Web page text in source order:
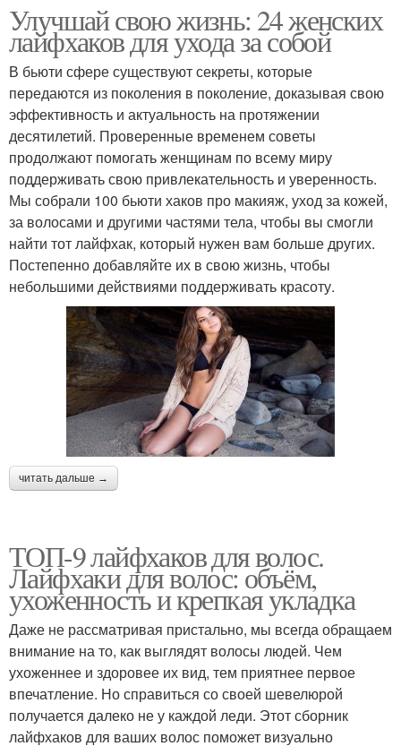
Улучшай свою жизнь: 24 женских
лайфхаков для ухода за собой
В бьюти сфере существуют секреты, которые
передаются из поколения в поколение, доказывая свою
эффективность и актуальность на протяжении
десятилетий. Проверенные временем советы
продолжают помогать женщинам по всему миру
поддерживать свою привлекательность и уверенность.
Мы собрали 100 бьюти хаков про макияж, уход за кожей,
за волосами и другими частями тела, чтобы вы смогли
найти тот лайфхак, который нужен вам больше других.
Постепенно добавляйте их в свою жизнь, чтобы
небольшими действиями поддерживать красоту.
читать дальше →
ТОП-9 лайфхаков для волос.
Лайфхаки для волос: объём,
ухоженность и крепкая укладка
Даже не рассматривая пристально, мы всегда обращаем
внимание на то, как выглядят волосы людей. Чем
ухоженнее и здоровее их вид, тем приятнее первое
впечатление. Но справиться со своей шевелюрой
получается далеко не у каждой леди. Этот сборник
лайфхаков для ваших волос поможет визуально